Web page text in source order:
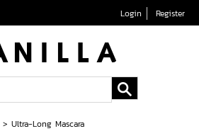
Login Register
>Ultra-Long Mascara